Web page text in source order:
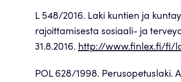
L 548/2016. Laki kuntien ja
rajoittamisesta sosiaali- ja
31.8.2016. http://www.finlex.fi/fi/
POL 628/1998. Perusopetuslaki.